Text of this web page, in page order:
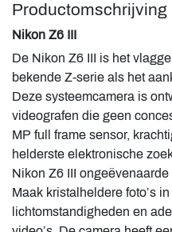
Productomschrijving
Nikon Z6 III
De Nikon Z6 III is het
bekende Z-serie als het
Deze systeemcamera is
videografen die geen
MP full frame sensor,
helderste elektronische
Nikon Z6 III
Maak kristalheldere foto’s
lichtomstandigheden en